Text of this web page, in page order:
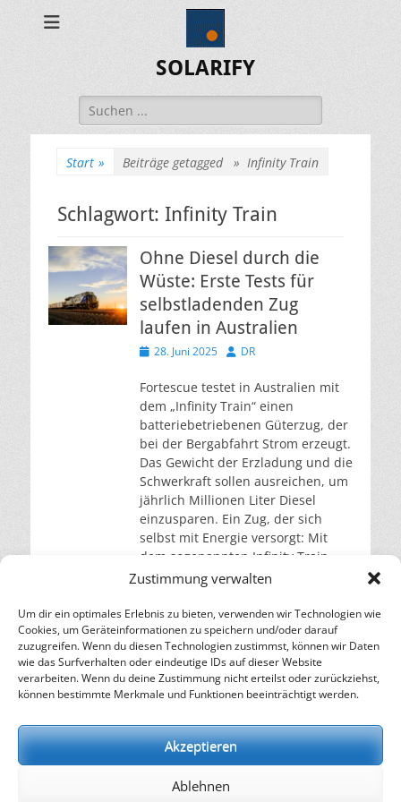
Zustimmung verwalten
Um dir ein optimales Erlebnis zu bieten, verwenden wir Technologien wie
Cookies, um Geräteinformationen zu speichern und/oder darauf
zuzugreifen. Wenn du diesen Technologien zustimmst, können wir Daten
wie das Surfverhalten oder eindeutige IDs auf dieser Website
verarbeiten. Wenn du deine Zustimmung nicht erteilst oder zurückziehst,
können bestimmte Merkmale und Funktionen beeinträchtigt werden.
Akzeptieren
Ablehnen
SOLARIFY
Suchen
nach:
Start » Beiträge getagged » Infinity Train
Schlagwort: Infinity Train
Ohne Diesel durch die
Wüste: Erste Tests für
selbstladenden Zug
laufen in Australien
Veröffentlicht
28. Juni 2025 Autor
DR
Fortescue testet in Australien mit
dem „Infinity Train“ einen
batteriebetriebenen Güterzug, der
bei der Bergabfahrt Strom erzeugt.
Das Gewicht der Erzladung und die
Schwerkraft sollen ausreichen, um
jährlich Millionen Liter Diesel
einzusparen. Ein Zug, der sich
selbst mit Energie versorgt: Mit
dem sogenannten Infinity Train
testet das australische
derzeit eine Technologie, die ein
weiterlesen…
– Energie für die Zukunft –
Nachhaltigkeit, Kreislaufwirtschaft,
Erneuerbare Energien, Klimawandel und Energiewende.